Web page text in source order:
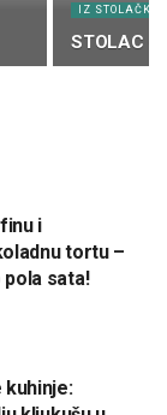
IZ STOLAČKE
STOLAC –
i
tortu –
sata!
kuhinje: